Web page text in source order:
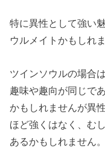
特に異性として強い
ウルメイトかもしれま
ツインソウルの場合
趣味や趣向が同じで
かもしれませんが異
ほど強くはなく、む
あるかもしれません。